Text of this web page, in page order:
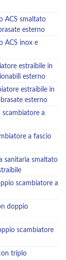
ACS smaltato
esterno
ACS inox e
estraibile in
esterno
estraibile in
esterno
a
a fascio
sanitaria smaltato
scambiatore a
doppio
scambiatore
triplo